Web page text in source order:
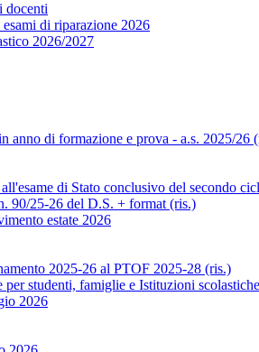
docenti
di riparazione 2026
2026/2027
anno di formazione e prova - a.s. 2025/26
di Stato conclusivo del secondo
90/25-26 del D.S. + format (ris.)
estate 2026
2025-26 al PTOF 2025-28 (ris.)
studenti, famiglie e Istituzioni scolastiche
2026